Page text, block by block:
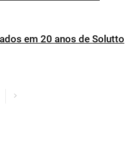
em 20 anos de Solutto